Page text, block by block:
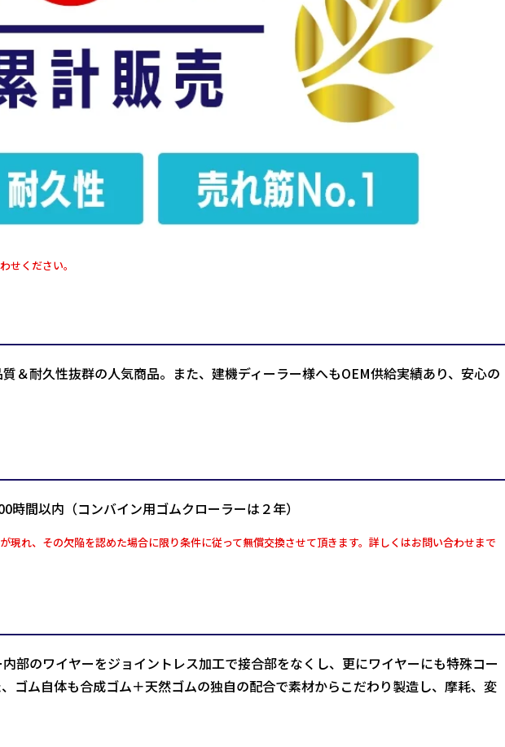
せください。
＆耐久性抜群の人気商品。また、建機ディーラー様へもOEM供給実績あり、安心の
間以内（コンバイン用ゴムクローラーは２年）
現れ、その欠陥を認めた場合に限り条件に従って無償交換させて頂きます。詳しくはお問い合わせまで
部のワイヤーをジョイントレス加工で接合部をなくし、更にワイヤーにも特殊コー
ゴム自体も合成ゴム＋天然ゴムの独自の配合で素材からこだわり製造し、摩耗、変